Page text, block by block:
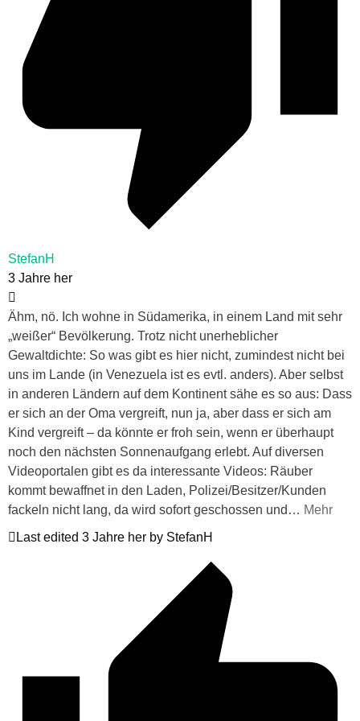
StefanH
3 Jahre her
Ähm, nö. Ich wohne in Südamerika, in einem Land mit sehr
„weißer“ Bevölkerung. Trotz nicht unerheblicher
Gewaltdichte: So was gibt es hier nicht, zumindest nicht bei
uns im Lande (in Venezuela ist es evtl. anders). Aber selbst
in anderen Ländern auf dem Kontinent sähe es so aus: Dass
er sich an der Oma vergreift, nun ja, aber dass er sich am
Kind vergreift – da könnte er froh sein, wenn er überhaupt
noch den nächsten Sonnenaufgang erlebt. Auf diversen
Videoportalen gibt es da interessante Videos: Räuber
kommt bewaffnet in den Laden, Polizei/Besitzer/Kunden
fackeln nicht lang, da wird sofort geschossen und … Mehr
Last edited 3 Jahre her by StefanH